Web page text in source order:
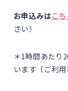
お申込みはこち
さい）
＊1時間あたり
います（ご利